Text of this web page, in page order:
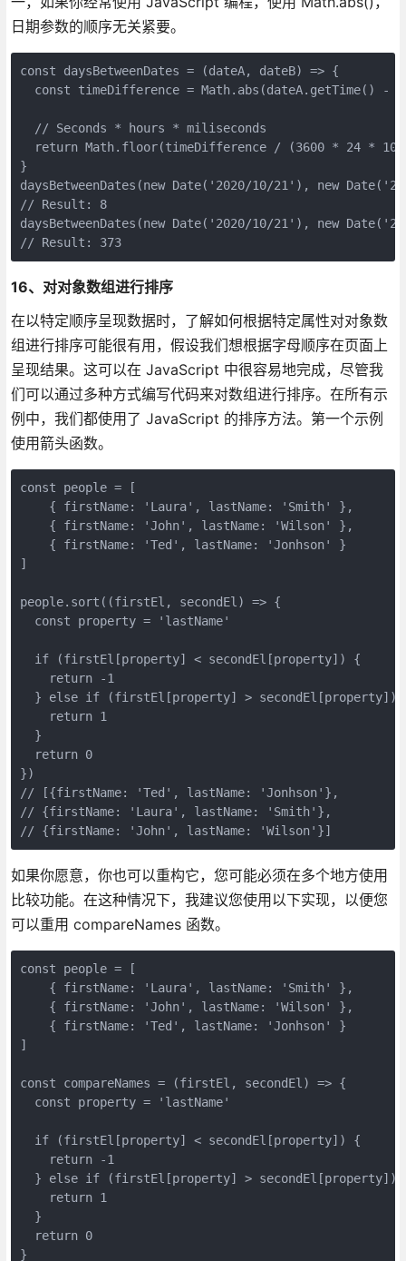
日期参数的顺序无关紧要。
const daysBetweenDates = (dateA, dateB) => {
const timeDifference = Math.abs(dateA.getTime() -
  // Seconds * hours * miliseconds
return Math.floor(timeDifference / (3600 * 24 *
}
daysBetweenDates(new Date('2020/10/21'), new
// Result: 8
daysBetweenDates(new Date('2020/10/21'), new
// Result: 373
16、对对象数组进行排序
在以特定顺序呈现数据时，了解如何根据特定属性对对象数
组进行排序可能很有用，假设我们想根据字母顺序在页面上
呈现结果。这可以在 JavaScript 中很容易地完成，尽管我
们可以通过多种方式编写代码来对数组进行排序。在所有示
例中，我们都使用了 JavaScript 的排序方法。第一个示例
使用箭头函数。
const people = [
    { firstName: 'Laura', lastName: 'Smith' },
    { firstName: 'John', lastName: 'Wilson' },
    { firstName: 'Ted', lastName: 'Jonhson' }
]
people.sort((firstEl, secondEl) => {
  const property = 'lastName'
  if (firstEl[property] < secondEl[property]) {
    return -1
} else if (firstEl[property] > secondEl[property])
    return 1
  }
  return 0
})
// [{firstName: 'Ted', lastName: 'Jonhson'},
// {firstName: 'Laura', lastName: 'Smith'},
// {firstName: 'John', lastName: 'Wilson'}]
如果你愿意，你也可以重构它，您可能必须在多个地方使用
比较功能。在这种情况下，我建议您使用以下实现，以便您
可以重用 compareNames 函数。
const people = [
    { firstName: 'Laura', lastName: 'Smith' },
    { firstName: 'John', lastName: 'Wilson' },
    { firstName: 'Ted', lastName: 'Jonhson' }
]
const compareNames = (firstEl, secondEl) => {
  const property = 'lastName'
  if (firstEl[property] < secondEl[property]) {
    return -1
} else if (firstEl[property] > secondEl[property])
    return 1
  }
  return 0
}